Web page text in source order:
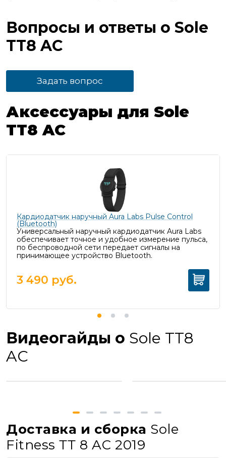
Вопросы и ответы о Sole
TT8 AC
Задать вопрос
Аксессуары для Sole
TT8 AC
Кардиодатчик наручный Aura Labs Pulse Control
(Bluetooth)
Универсальный наручный кардиодатчик Aura Labs
обеспечивает точное и удобное измерение пульса,
по беспроводной сети передает сигналы на
принимающее устройство Bluetooth.
3 490 руб.
Видеогайды о Sole TT8
AC
Доставка и сборка Sole
Fitness ТТ 8 AС 2019